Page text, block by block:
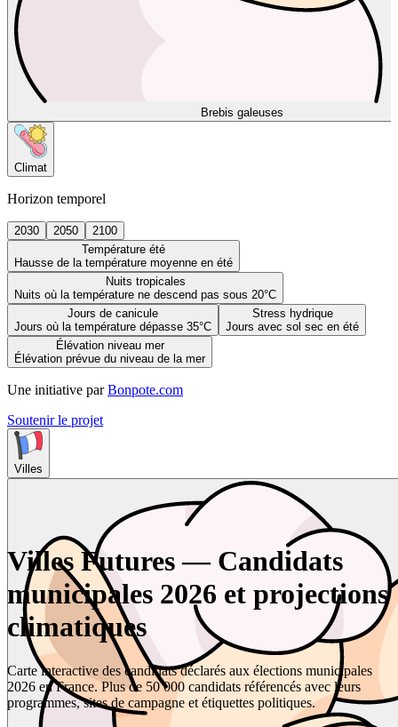
Brebis galeuses
Climat
Horizon temporel
2030 2050
2100
Température été
Hausse de la température moyenne en été
Nuits tropicales
Nuits où la température ne descend pas sous 20°C
Jours de canicule
Jours où la température dépasse 35°C
Stress hydrique
Jours avec sol sec en été
Élévation niveau mer
Élévation prévue du niveau de la mer
Une initiative par Bonpote.com
Soutenir le projet
Villes
Villes Futures — Candidats
municipales 2026 et projections
climatiques
Carte interactive des candidats déclarés aux élections municipales
2026 en France. Plus de 50 000 candidats référencés avec leurs
programmes, sites de campagne et étiquettes politiques.